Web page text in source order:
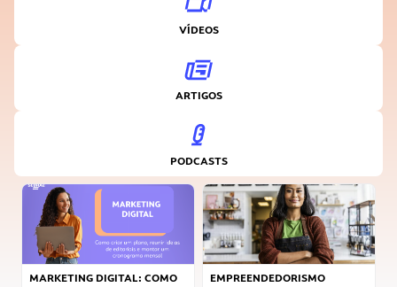
VÍDEOS
ARTIGOS
PODCASTS
MARKETING DIGITAL: COMO
EMPREENDEDORISMO